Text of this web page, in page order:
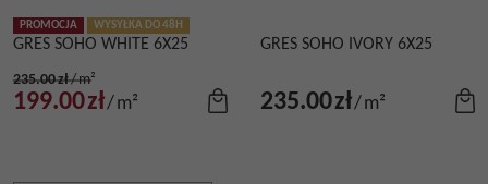
PROMOCJA WYSYŁKA DO 48H
GRES SOHO WHITE 6X25
235.00zł/m²
199.00zł/m²
GRES SOHO IVORY 6X25
235.00zł/m²